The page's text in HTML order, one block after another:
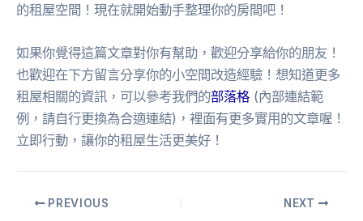
的租屋空間！現在就開始動手整理你的房間吧！
如果你覺得這篇文章對你有幫助，歡迎分享給你的朋友！
也歡迎在下方留言分享你的小空間改造經驗！想知道更多
租屋相關的資訊，可以參考我們的部落格 (內部連結範
例，請自行更換為合適連結)，裡面有更多實用的文章喔！
立即行動，讓你的租屋生活更美好！
PREVIOUS NEXT